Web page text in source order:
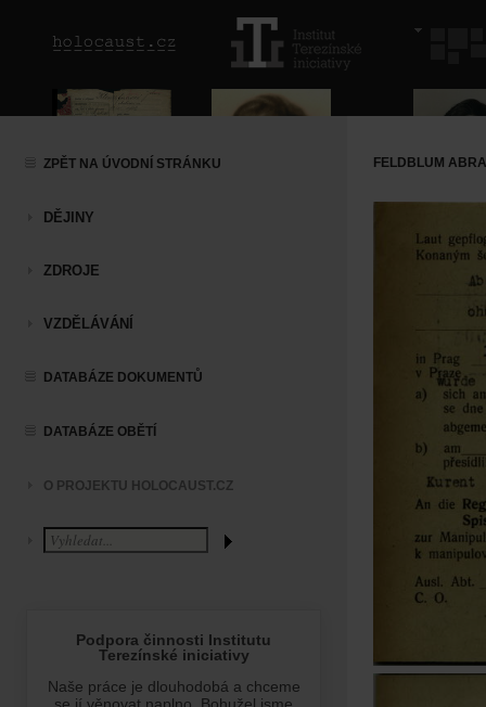
ZPĚT NA ÚVODNÍ STRÁNKU
DĚJINY
ZDROJE
VZDĚLÁVÁNÍ
DATABÁZE DOKUMENTŮ
DATABÁZE OBĚTÍ
O PROJEKTU HOLOCAUST.CZ
FELDBLUM